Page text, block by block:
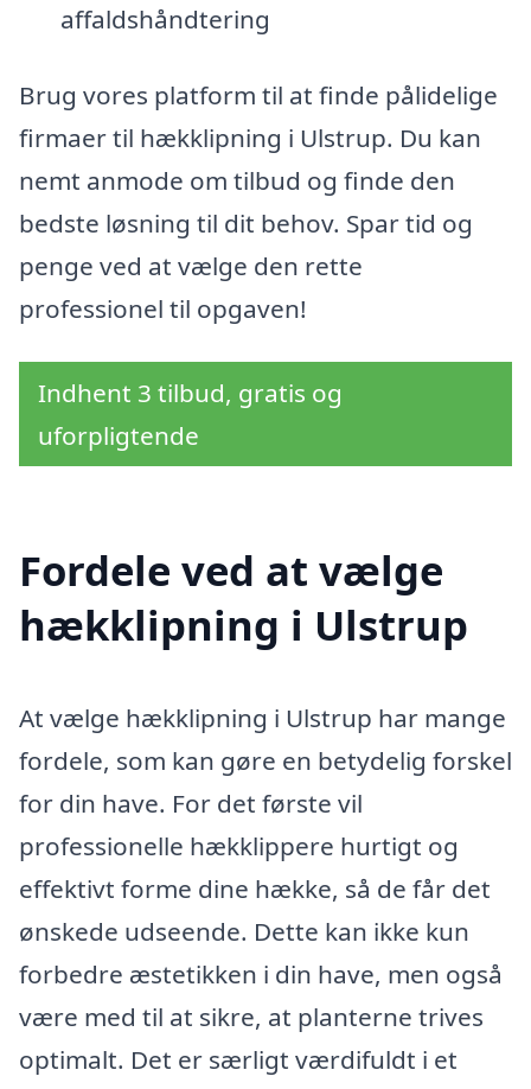
affaldshåndtering
Brug vores platform til at finde pålidelige
firmaer til hækklipning i Ulstrup. Du kan
nemt anmode om tilbud og finde den
bedste løsning til dit behov. Spar tid og
penge ved at vælge den rette
professionel til opgaven!
Indhent 3 tilbud, gratis og
uforpligtende
Fordele ved at vælge
hækklipning i Ulstrup
At vælge hækklipning i Ulstrup har mange
fordele, som kan gøre en betydelig forskel
for din have. For det første vil
professionelle hækklippere hurtigt og
effektivt forme dine hække, så de får det
ønskede udseende. Dette kan ikke kun
forbedre æstetikken i din have, men også
være med til at sikre, at planterne trives
optimalt. Det er særligt værdifuldt i et